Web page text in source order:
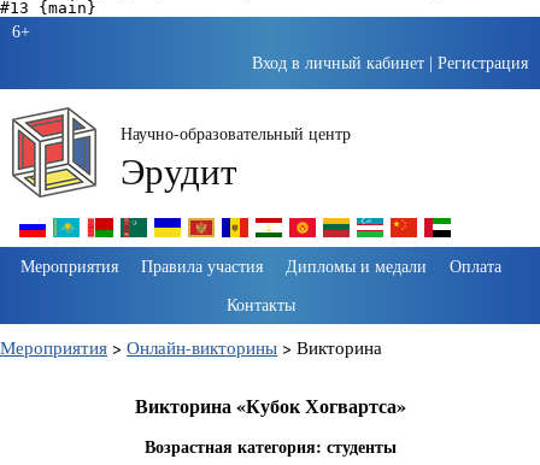
6+
Вход в личный кабинет
Регистрация
Научно-образовательный центр
Эрудит
Пропустить
навигацию
Мероприятия Правила участия Дипломы и медали
Оплата
Контакты
Мероприятия > Онлайн-викторины > Викторина
Викторина «Кубок Хогвартса»
Возрастная категория: студенты